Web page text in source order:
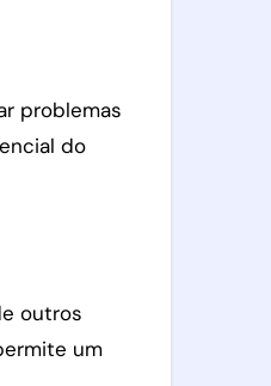
problemas
do
outros
um